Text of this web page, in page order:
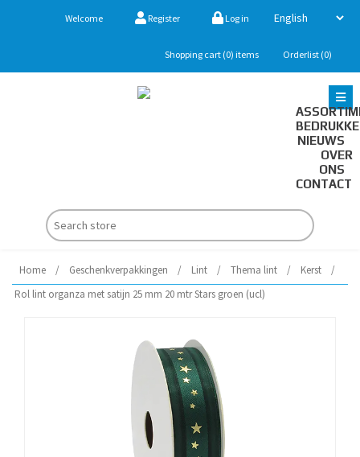
Welcome Register Log in
Shopping cart (0) items Orderlist (0)
NIEUWS
OVER
ONS
CONTACT
Home / Geschenkverpakkingen / Lint / Thema lint / Kerst
/
Rol lint organza met satijn 25 mm 20 mtr Stars groen (ucl)